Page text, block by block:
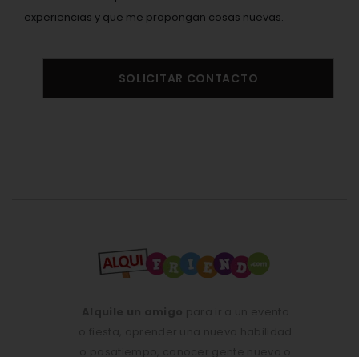
experiencias y que me propongan cosas nuevas.
SOLICITAR CONTACTO